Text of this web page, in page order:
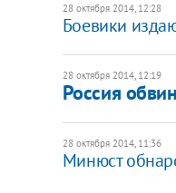
28 октября 2014, 12:28
Боевики
28 октября 2014, 12:19
Россия
28 октября 2014, 11:36
Минюст